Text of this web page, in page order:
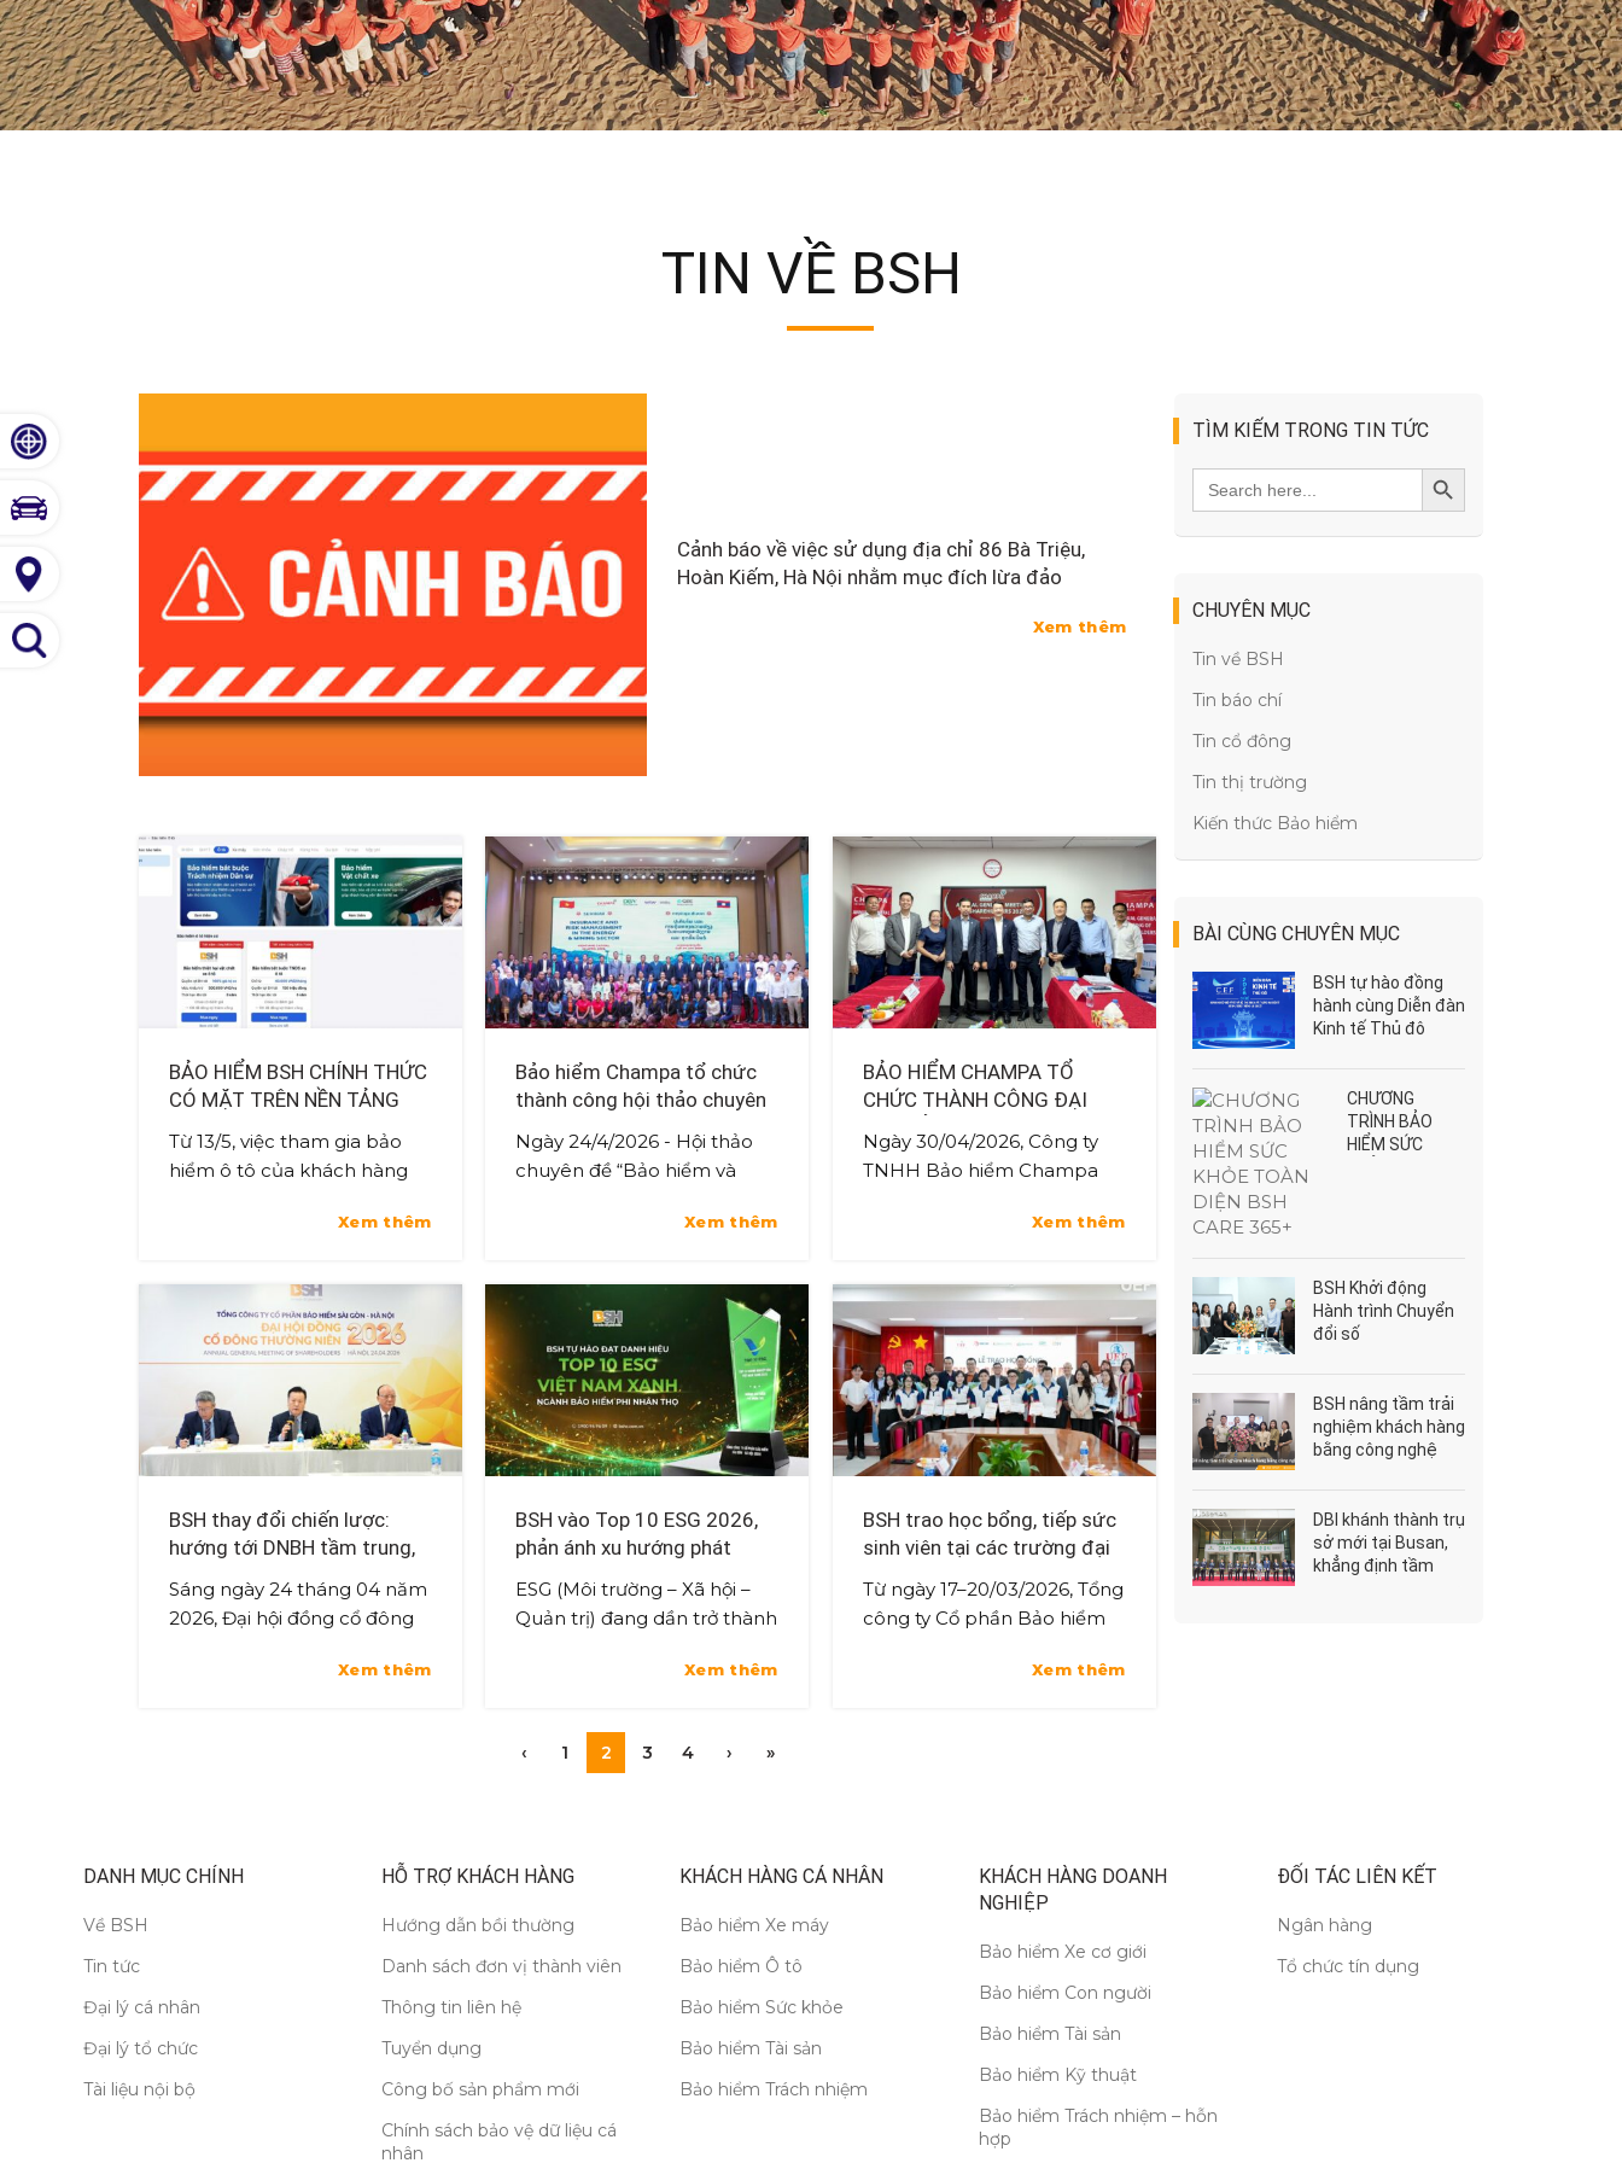
TIN VỀ BSH
TRANG CHỦ "TIN VỀ BSH"
Cảnh báo về việc sử dụng địa chỉ 86 Bà Triệu,
Hoàn Kiếm, Hà Nội nhằm mục đích lừa đảo
Xem thêm
BẢO HIỂM BSH CHÍNH THỨC
CÓ MẶT TRÊN NỀN TẢNG
MISA INSURANCE
Từ 13/5, việc tham gia bảo
hiểm ô tô của khách hàng
nhanh chóng hơn khi các
BSH đã chính t...
Xem thêm
Bảo hiểm Champa tổ chức
thành công hội thảo chuyên
đề về Bảo hiểm và quản lý rủi
ro ngành năng lượng – khai
khoáng
Ngày 24/4/2026 - Hội thảo
chuyên đề “Bảo hiểm và
Năng lượng & Khai khoáng”
Mường Tha...
Xem thêm
BẢO HIỂM CHAMPA TỔ
CHỨC THÀNH CÔNG ĐẠI
HỘI CỔ ĐÔNG NĂM 2026
Ngày 30/04/2026, Công ty
TNHH Bảo hiểm Champa
chức thành công Đại hội
năm 2026 tại Thủ đô ...
Xem thêm
BSH thay đổi chiến lược:
hướng tới DNBH tầm trung,
quả”
Sáng ngày 24 tháng 04 năm
2026, Đại hội đồng cổ đông
hiểm Sài Gòn - Hà Nội (BSH)
Xem thêm
BSH vào Top 10 ESG 2026,
phản ánh xu hướng phát
bảo hiểm
ESG (Môi trường – Xã hội –
Quản trị) đang dần trở thành
trong ngành bảo hiểm, thay
Xem thêm
BSH trao học bổng, tiếp sức
sinh viên tại các trường đại
Từ ngày 17–20/03/2026, Tổng
công ty Cổ phần Bảo hiểm
đồng hành trao học bổng
Xem thêm
‹ 1 2 3 4 › »
TÌM KIẾM TRONG TIN TỨC
Search
for: SEARCH BUTTON
CHUYÊN MỤC
Tin về BSH
Tin báo chí
Tin cổ đông
Tin thị trường
Kiến thức Bảo hiểm
BÀI CÙNG CHUYÊN MỤC
BSH tự hào đồng
hành cùng Diễn đàn
Kinh tế Thủ đô
CHƯƠNG
TRÌNH BẢO
HIỂM SỨC
BSH Khởi động
Hành trình Chuyển
đổi số
BSH nâng tầm trải
nghiệm khách hàng
bằng công nghệ
DBI khánh thành trụ
sở mới tại Busan,
khẳng định tầm
DANH MỤC CHÍNH
Về BSH
Tin tức
Đại lý cá nhân
Đại lý tổ chức
Tài liệu nội bộ
HỖ TRỢ KHÁCH HÀNG
Hướng dẫn bồi thường
Danh sách đơn vị thành viên
Thông tin liên hệ
Tuyển dụng
Công bố sản phẩm mới
Chính sách bảo vệ dữ liệu cá
nhân
KHÁCH HÀNG CÁ NHÂN
Bảo hiểm Xe máy
Bảo hiểm Ô tô
Bảo hiểm Sức khỏe
Bảo hiểm Tài sản
Bảo hiểm Trách nhiệm
KHÁCH HÀNG DOANH
NGHIỆP
Bảo hiểm Xe cơ giới
Bảo hiểm Con người
Bảo hiểm Tài sản
Bảo hiểm Kỹ thuật
Bảo hiểm Trách nhiệm – hỗn
hợp
ĐỐI TÁC LIÊN KẾT
Ngân hàng
Tổ chức tín dụng